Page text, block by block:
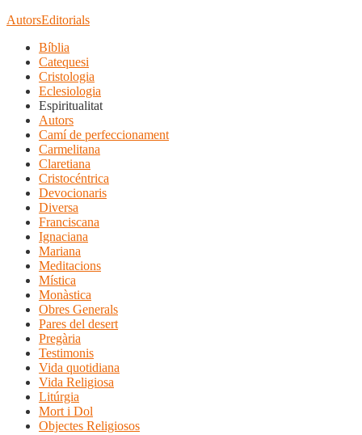
AutorsEditorials
Bíblia
Catequesi
Cristologia
Eclesiologia
Espiritualitat
Autors
Camí de perfeccionament
Carmelitana
Claretiana
Cristocéntrica
Devocionaris
Diversa
Franciscana
Ignaciana
Mariana
Meditacions
Mística
Monàstica
Obres Generals
Pares del desert
Pregària
Testimonis
Vida quotidiana
Vida Religiosa
Litúrgia
Mort i Dol
Objectes Religiosos